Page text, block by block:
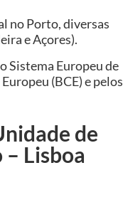
no Porto, diversas
e Açores).
Sistema Europeu de
(BCE) e pelos
de
Lisboa